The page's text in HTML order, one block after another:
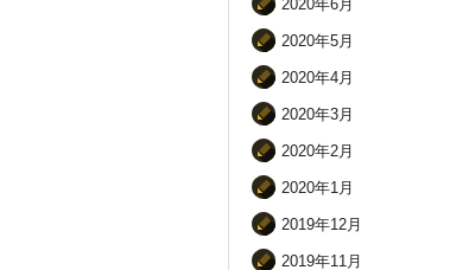
2020年6月
2020年5月
2020年4月
2020年3月
2020年2月
2020年1月
2019年12月
2019年11月